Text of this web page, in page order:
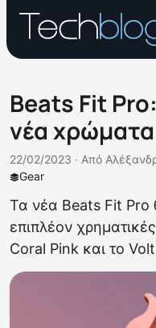
Beats Fit
νέα χρώματα
Gear
22/02/2023 · Από
Τα νέα Beats Fit Pro
επιπλέον
Coral Pink και το